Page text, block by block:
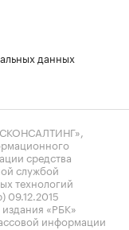
данных
средства
службой
технологий
09.12.2015
«РБК»
информации